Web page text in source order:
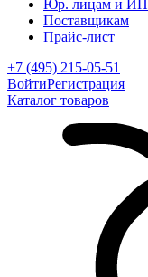
Юр. лицам и ИП
Поставщикам
Прайс-лист
+7 (495) 215-05-51
ВойтиРегистрация
Каталог товаров